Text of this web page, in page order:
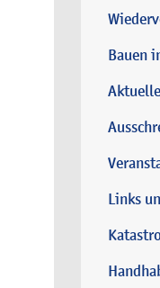
Bauen
Links